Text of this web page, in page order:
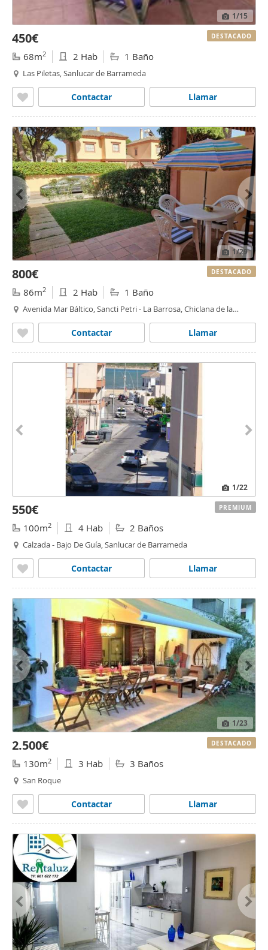
1/15
450€
68m2 2 Hab 1 Baño
Las Piletas, Sanlucar de Barrameda
Llamar
Contactar
DESTACADO
1/29
800€
86m2 2 Hab 1 Baño
Avenida Mar Báltico, Sancti Petri - La Barrosa, Chiclana de la
Llamar
Contactar
DESTACADO
1/22
550€
100m2 4 Hab 2 Baños
Calzada - Bajo De Guía, Sanlucar de Barrameda
Llamar
Contactar
PREMIUM
1/23
2.500€
130m2 3 Hab 3 Baños
San Roque
Llamar
Contactar
DESTACADO